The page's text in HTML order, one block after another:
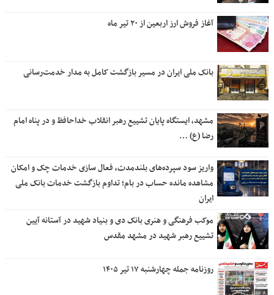
آغاز فروش ارز اربعین از ۲۰ تیر ماه
بانک ملی ایران در مسیر بازگشت کامل به مدار خدمت‌رسانی
مشهد، ایستگاه پایان تشییع رهبر انقلاب خداحافظ و در پناه امام
رضا (ع) …
واریز سود سپرده‌های بلندمدت، فعال سازی خدمات چک و امکان
مشاهده مانده حساب در بام؛ تداوم بازگشت خدمات بانک ملی
ایران
موکب فرهنگی و هنری بانک دی و بنیاد شهید در آستانه آیین
تشییع رهبر شهید در مشهد مقدس
روزنامه جمله چهارشنبه ۱۷ تیر ۱۴۰۵